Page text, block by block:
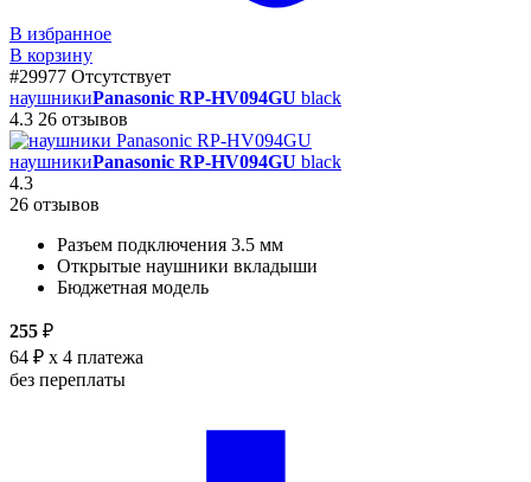
В избранное
В корзину
#29977 Отсутствует
наушникиPanasonic RP-HV094GU black
4.3 26 отзывов
наушникиPanasonic RP-HV094GU black
4.3
26 отзывов
Разъем подключения 3.5 мм
Открытые наушники вкладыши
Бюджетная модель
255 ₽
64 ₽ x 4 платежа
без переплаты